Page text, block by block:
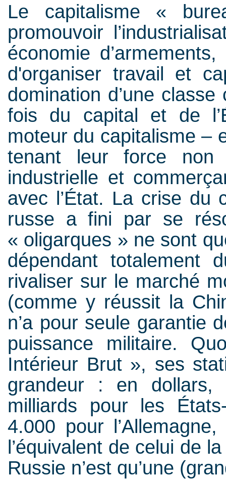
Le capitalisme «
promouvoir
économie
d'organiser travail et
domination d’une
fois du capital et de
moteur du capitalisme –
tenant leur force non
industrielle et
avec l’État. La crise du
russe a fini par se
« oligarques » ne sont
dépendant totalement
rivaliser sur le marché
(comme y réussit la
n’a pour seule garantie
puissance militaire.
Intérieur Brut », ses
grandeur : en dollars,
milliards pour les
4.000 pour
l’équivalent de celui de
Russie n’est qu’une